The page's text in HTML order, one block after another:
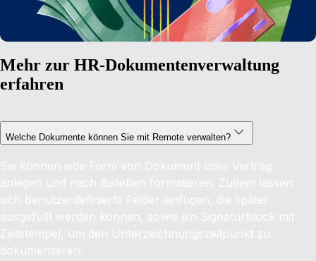
Mehr zur HR-Dokumentenverwaltung
erfahren
Welche Dokumente können Sie mit Remote verwalten?
Sie können jede Form von Dokument oder Vertrag
anlegen und nach Belieben formatieren. Zudem lassen
sich benutzerdefinierte Felder einfügen, die später
ausgefüllt werden können, sowie ein Signaturblock mit
Zeitstempel, um den Unterzeichnungszeitpunkt zu
dokumentieren.